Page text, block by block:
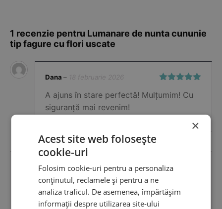
1 recenzie pentru Lumanare de nunta cununie
tip fagure cu flori uscate
din 5
Dana – 18 februarie 2026
A ajuns în stare perfectă! Mulțumim! Cu
siguranță mai revenim!
Adaugă o recenzie
Adresa ta de email nu va fi publicată.
obligatorii sunt marcate cu*
×
Acest site web folosește
cookie-uri
Folosim cookie-uri pentru a personaliza
conținutul, reclamele și pentru a ne
analiza traficul. De asemenea, împărtășim
informații despre utilizarea site-ului